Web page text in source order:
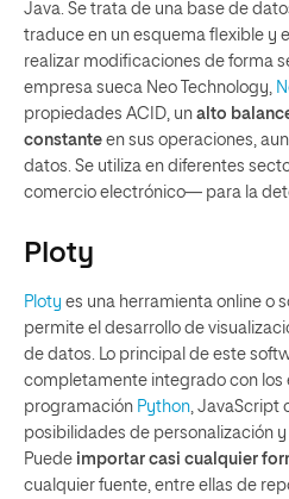
Java. Se trata de una base de
traduce en un esquema flexible y
realizar modificaciones de forma
empresa sueca Neo Technology,
propiedades ACID, un alto
constante en sus operaciones,
datos. Se utiliza en diferentes
comercio electrónico— para la
Ploty
Ploty es una herramienta online o
permite el desarrollo de
de datos. Lo principal de este
completamente integrado con los
programación Python, JavaScript
posibilidades de personalización
Puede importar casi cualquier
cualquier fuente, entre ellas de